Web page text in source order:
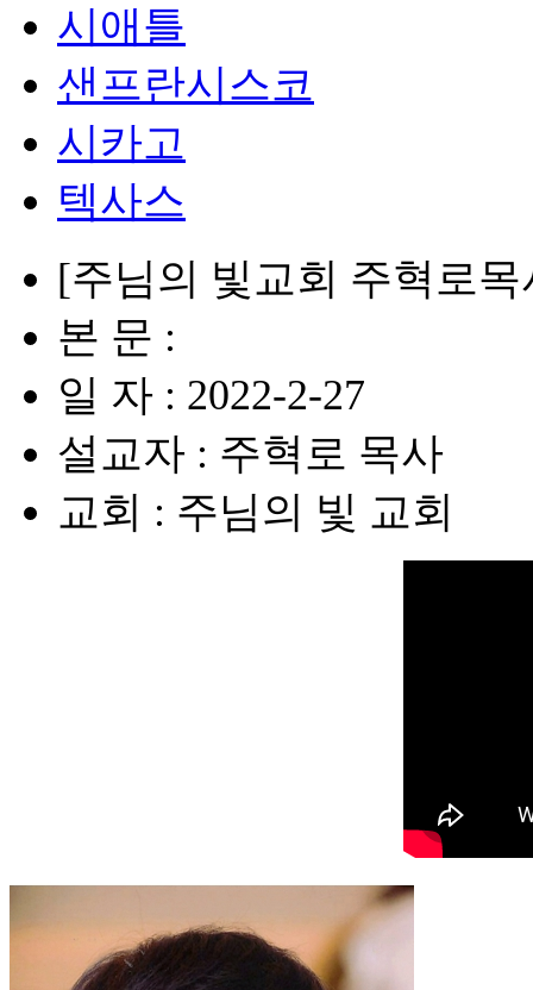
시애틀
샌프란시스코
시카고
텍사스
[주님의 빛교회 주혁로
본 문 :
일 자 : 2022-2-27
설교자 : 주혁로 목사
교회 : 주님의 빛 교회